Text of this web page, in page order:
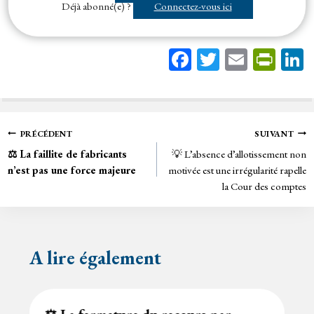
Déjà abonné(e) ?
Connectez-vous ici
Fa
bo
T
tt
E
ail
Pr
tF
rie
n
dl
y
Navigation
de
PRÉCÉDENT
⚖️ La faillite de fabricants
n’est pas une force majeure
SUIVANT
💡 L’absence d’allotissement non
motivée est une irrégularité rapelle
la Cour des comptes
A lire également